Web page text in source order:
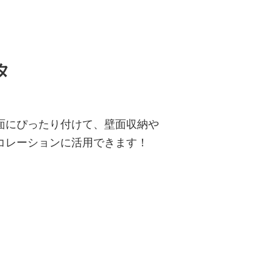
にぴったり付けて、壁面収納や
レーションに活用できます！